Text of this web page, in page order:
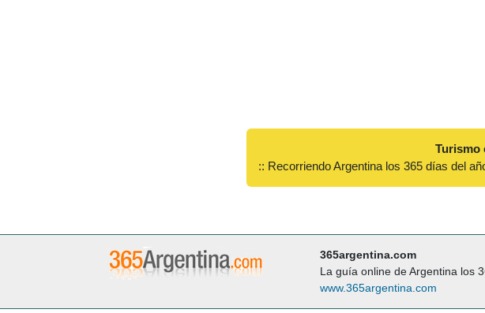
Turismo
:: Recorriendo Argentina los 365 días del
365argentina.com
La guía online de Argentina los
www.365argentina.com